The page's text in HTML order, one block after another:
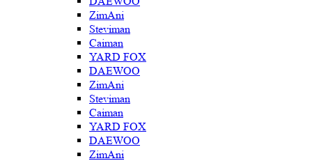
ZimAni
Steviman
Caiman
YARD FOX
DAEWOO
ZimAni
Steviman
Caiman
YARD FOX
DAEWOO
ZimAni